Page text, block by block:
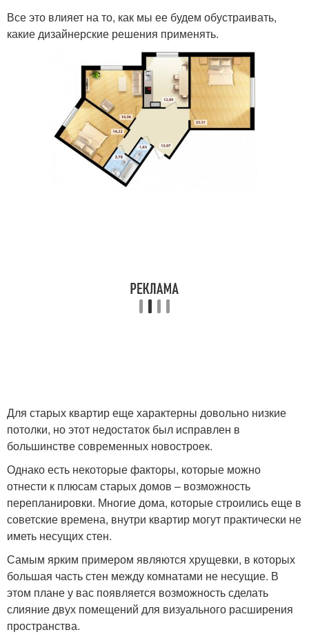
Все это влияет на то, как мы ее будем обустраивать,
какие дизайнерские решения применять.
Для старых квартир еще характерны довольно низкие
потолки, но этот недостаток был исправлен в
большинстве современных новостроек.
Однако есть некоторые факторы, которые можно
отнести к плюсам старых домов – возможность
перепланировки. Многие дома, которые строились еще в
советские времена, внутри квартир могут практически не
иметь несущих стен.
Самым ярким примером являются хрущевки, в которых
большая часть стен между комнатами не несущие. В
этом плане у вас появляется возможность сделать
слияние двух помещений для визуального расширения
пространства.